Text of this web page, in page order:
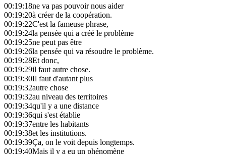
00:19:18ne va pas pouvoir nous aider
00:19:20à créer de la coopération.
00:19:22C'est la fameuse phrase,
00:19:24la pensée qui a créé le problème
00:19:25ne peut pas être
00:19:26la pensée qui va résoudre le problème.
00:19:28Et donc,
00:19:29il faut autre chose.
00:19:30Il faut d'autant plus
00:19:32autre chose
00:19:32au niveau des territoires
00:19:34qu'il y a une distance
00:19:36qui s'est établie
00:19:37entre les habitants
00:19:38et les institutions.
00:19:39Ça, on le voit depuis longtemps.
00:19:40Mais il y a eu un phénomène